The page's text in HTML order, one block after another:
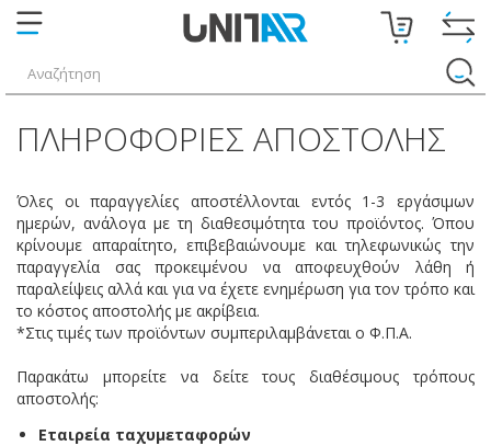
ΑΕΡΟΣΥΜΠΙΕΣΤΈΣ
ΓΕΝΝΉΤΡΙΕΣ
ΑΖΏΤΟΥ
ΟΞΥΓΌΝΟΥ
ΕΠΕΞΕΡΓΑΣΊΑ
ΑΈΡΑ
ΕΡΓΑΛΕΊΑ
ΑΈΡΟΣ
ΚΑΡΦΩΤΙΚΆ
ΠΛΗΡΟΦΟΡΊΕΣ ΑΠΟΣΤΟΛΉΣ
Όλες οι παραγγελίες αποστέλλονται εντός 1-3 εργάσιμων
ημερών, ανάλογα με τη διαθεσιμότητα του προϊόντος. Όπου
κρίνουμε απαραίτητο, επιβεβαιώνουμε και τηλεφωνικώς την
παραγγελία σας προκειμένου να αποφευχθούν λάθη ή
παραλείψεις αλλά και για να έχετε ενημέρωση για τον τρόπο και
το κόστος αποστολής με ακρίβεια.
*Στις τιμές των προϊόντων συμπεριλαμβάνεται ο Φ.Π.Α.
Παρακάτω μπορείτε να δείτε τους διαθέσιμους τρόπους
αποστολής:
Εταιρεία ταχυμεταφορών